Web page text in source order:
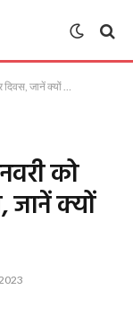
दिवस, जानें क्यों …
को
जानें क्यों